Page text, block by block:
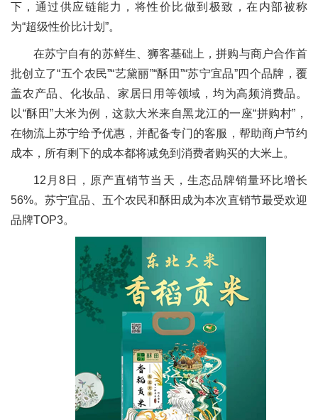
下，通过供应链能力，将性价比做到极致，在内部被称
为“超级性价比计划”。
在苏宁自有的苏鲜生、狮客基础上，拼购与商户合作首
批创立了“五个农民”“艺黛丽”“酥田”“苏宁宜品”四个品牌，覆
盖农产品、化妆品、家居日用等领域，均为高频消费品。
以“酥田”大米为例，这款大米来自黑龙江的一座“拼购村”，
在物流上苏宁给予优惠，并配备专门的客服，帮助商户节约
成本，所有剩下的成本都将减免到消费者购买的大米上。
12月8日，原产直销节当天，生态品牌销量环比增长
56%。苏宁宜品、五个农民和酥田成为本次直销节最受欢迎
品牌TOP3。